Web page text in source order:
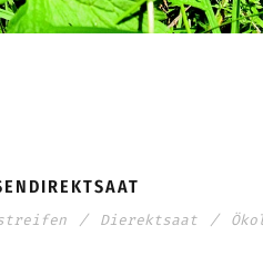
/ Dierektsaat /